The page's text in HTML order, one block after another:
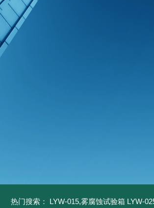
热门搜索： LYW-015,雾腐蚀试验箱 LYW-